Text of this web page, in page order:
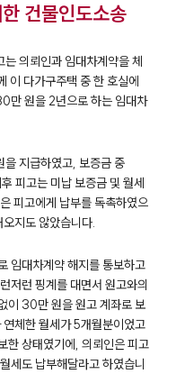
건물인도소송
의뢰인과 임대차계약을 체
이 다가구주택 중 한 호실에
만 원을 2년으로 하는 임대차
지급하였고, 보증금 중
피고는 미납 보증금 및 월세
피고에게 납부를 독촉하였으
지도 않았습니다.
임대차계약 해지를 통보하고
저런 핑계를 대면서 원고와의
이 30만 원을 원고 계좌로 보
체한 월세가 5개월분이었고
한 상태였기에, 의뢰인은 피고
세도 납부해달라고 하였습니